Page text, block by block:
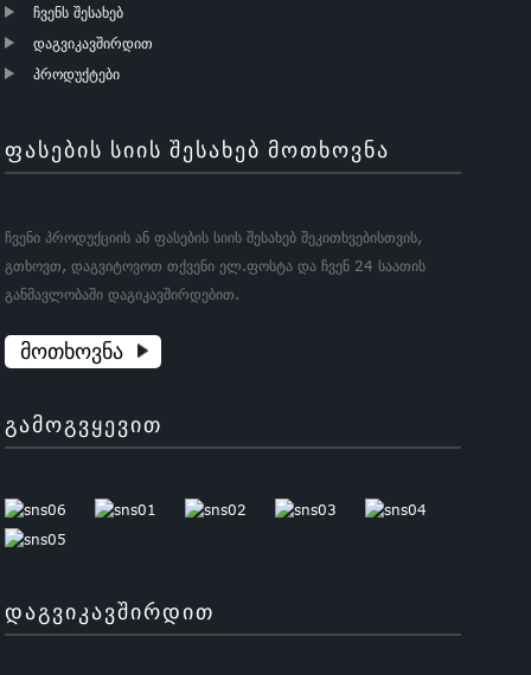
ჩვენს შესახებ
დაგვიკავშირდით
პროდუქტები
ᲤᲐᲡᲔᲑᲘᲡ ᲡᲘᲘᲡ ᲨᲔᲡᲐᲮᲔᲑ ᲛᲝᲗᲮᲝᲕᲜᲐ
ჩვენი პროდუქციის ან ფასების სიის შესახებ შეკითხვებისთვის,
გთხოვთ, დაგვიტოვოთ თქვენი ელ.ფოსტა და ჩვენ 24 საათის
განმავლობაში დაგიკავშირდებით.
ᲛᲝᲗᲮᲝᲕᲜᲐ
ᲒᲐᲛᲝᲒᲕᲧᲔᲕᲘᲗ
ᲓᲐᲒᲕᲘᲙᲐᲕᲨᲘᲠᲓᲘᲗ